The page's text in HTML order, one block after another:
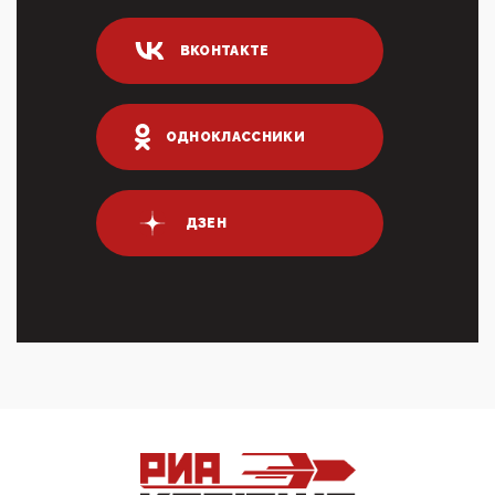
ИНН для переводов по СБП это первый шаг из
логических двухЗаполнение ИНН при любых
переводах по ...
03:35, 10 Апреля 2026
Суммарное вознаграждение менеджменту в 15
крупных банках по итогам 2025 года превысило 63
млрд руб. ...
03:01, 10 Апреля 2026
Террорист и убийца Буданов вальяжно сообщил,
что союзники просили Киев не наносить удары по
энергети...
Госуслугах уме...
12:01, 10 Апреля 2026
ВКОНТАКТЕ
ОДНОКЛАССНИКИ
ДЗЕН